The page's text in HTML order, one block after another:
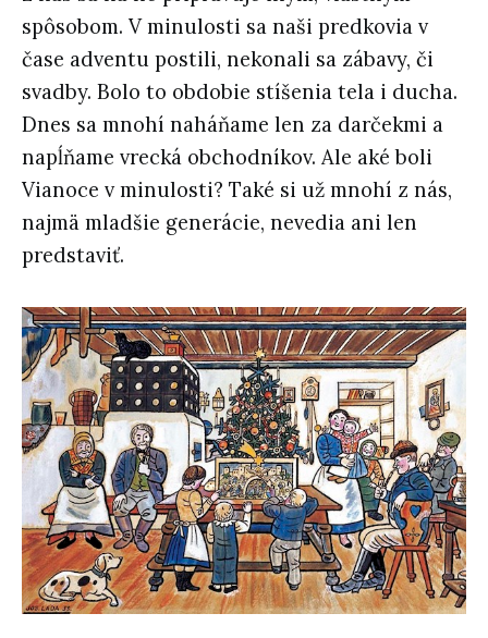
spôsobom. V minulosti sa naši predkovia v
čase adventu postili, nekonali sa zábavy, či
svadby. Bolo to obdobie stíšenia tela i ducha.
Dnes sa mnohí naháňame len za darčekmi a
napĺňame vrecká obchodníkov. Ale aké boli
Vianoce v minulosti? Také si už mnohí z nás,
najmä mladšie generácie, nevedia ani len
predstaviť.